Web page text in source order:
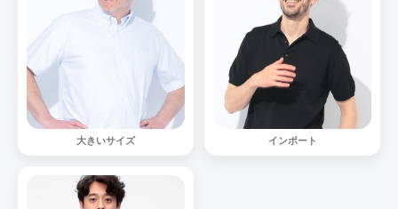
大きいサイズ インポート